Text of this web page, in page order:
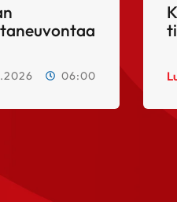
06:00